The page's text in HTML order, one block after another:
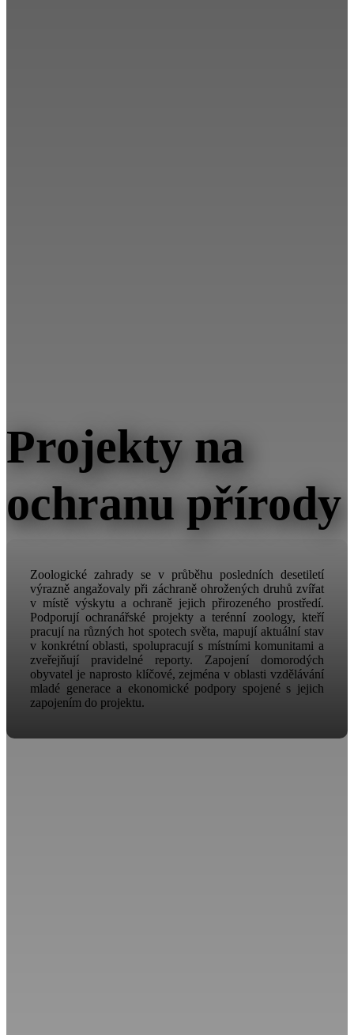
Projekty na
ochranu přírody
Zoologické zahrady se v průběhu posledních desetiletí
výrazně angažovaly při záchraně ohrožených druhů zvířat
v místě výskytu a ochraně jejich přirozeného prostředí.
Podporují ochranářské projekty a terénní zoology, kteří
pracují na různých hot spotech světa, mapují aktuální stav
v konkrétní oblasti, spolupracují s místními komunitami a
zveřejňují pravidelné reporty. Zapojení domorodých
obyvatel je naprosto klíčové, zejména v oblasti vzdělávání
mladé generace a ekonomické podpory spojené s jejich
zapojením do projektu.